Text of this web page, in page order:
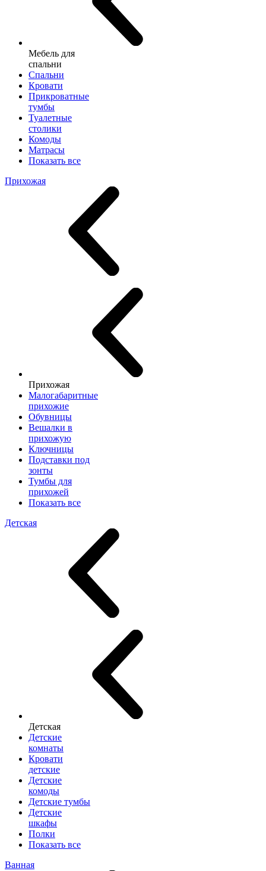
Мебель для
спальни
Спальни
Кровати
Прикроватные
тумбы
Туалетные
столики
Комоды
Матрасы
Показать все
Прихожая
Прихожая
Малогабаритные
прихожие
Обувницы
Вешалки в
прихожую
Ключницы
Подставки под
зонты
Тумбы для
прихожей
Показать все
Детская
Детская
Детские
комнаты
Кровати
детские
Детские
комоды
Детские тумбы
Детские
шкафы
Полки
Показать все
Ванная